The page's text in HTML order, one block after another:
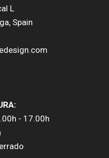
L
Spain
- 17.00h